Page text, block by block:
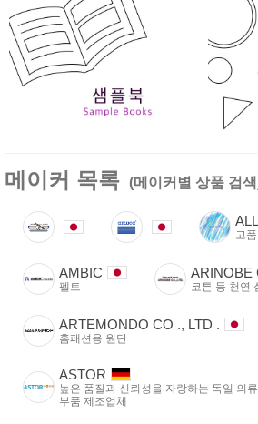
메이커 목록 (메이커별 상품 검
고
AMBIC
펠트
ARINOBE
코튼 등 천연
ARTEMONDO CO ., LTD .
홈패션용 원단
ASTOR
높은 품질과 신뢰성을 자랑하는 독일 의류
부품 제조업체